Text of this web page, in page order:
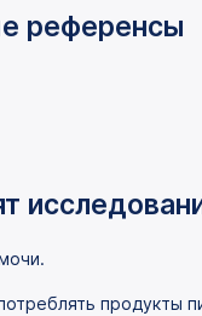
референсы
продукты